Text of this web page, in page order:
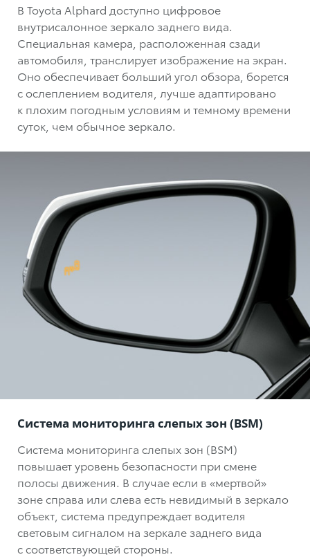
В Toyota Alphard доступно цифровое
внутрисалонное зеркало заднего вида.
Специальная камера, расположенная сзади
автомобиля, транслирует изображение на экран.
Оно обеспечивает больший угол обзора, борется
с ослеплением водителя, лучше адаптировано
к плохим погодным условиям и темному времени
суток, чем обычное зеркало.
Система мониторинга слепых зон (BSM)
Система мониторинга слепых зон (BSM)
повышает уровень безопасности при смене
полосы движения. В случае если в «мертвой»
зоне справа или слева есть невидимый в зеркало
объект, система предупреждает водителя
световым сигналом на зеркале заднего вида
с соответствующей стороны.